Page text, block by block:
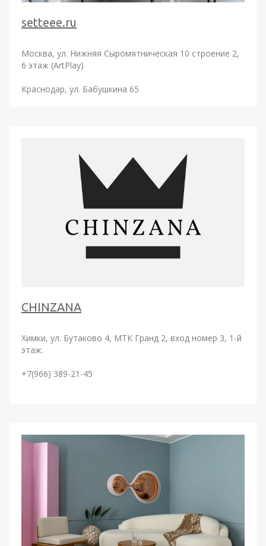
setteee.ru
Москва, ул. Нижняя Сыромятническая 10 строение 2,
6 этаж (ArtPlay)
Краснодар, ул. Бабушкина 65
CHINZANA
Химки, ул. Бутаково 4, МТК Гранд 2, вход номер 3, 1-й
этаж.
+7(966) 389-21-45